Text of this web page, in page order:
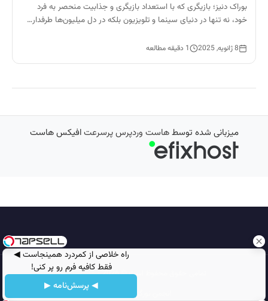
‌راه خلاصی از کمردرد همینجاست ◀
فقط کافیه فرم رو پر کنی!
◀ پرسش‌نامه ▶
بوراک دنیز؛ بازیگری که با استعداد بازیگری و جذابیت منحصر به فرد
خود، نه تنها در دنیای سینما و تلویزیون بلکه در دل میلیون‌ها طرفدار…
8 ژانویه, 2025 1 دقیقه مطالعه
میزبانی شده توسطهاست وردپرس پرسرعتافیکس هاست
تمامی حقوق محفوظ است © 2026
مجله نورگرام
انجمن نورگرام